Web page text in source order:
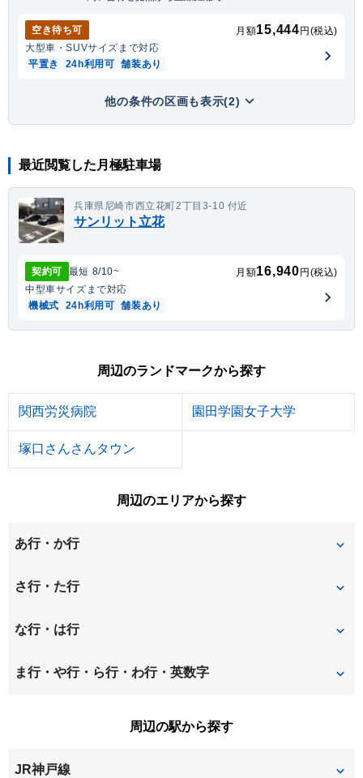
空き待ち可 月額15,444 円(税込)
大型車・SUVサイズまで対応
平置き
24h利用可 舗装あり
他の条件の区画も表示(2)
最近閲覧した月極駐車場
兵庫県尼崎市西立花町2丁目3-10 付近
サンリット立花
契約可 最短 8/10~ 月額16,940 円(税込)
中型車サイズまで対応
機械式
24h利用可 舗装あり
周辺のランドマークから探す
関西労災病院 園田学園女子大学
塚口さんさんタウン
周辺のエリアから探す
あ行・か行
稲葉荘
大島
神田南通
北竹谷町
さ行・た行
昭和通
立花町 建家町
な行・は行
七松町 西立花町
ま行・や行・ら行・わ行・英数字
周辺の駅から探す
JR神戸線